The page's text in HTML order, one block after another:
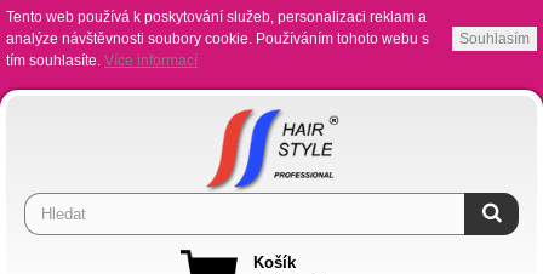
Tento web používá k poskytování služeb, personalizaci reklam a
analýze návštěvnosti soubory cookie. Používáním tohoto webu s
tím souhlasíte. Více informací
Souhlasím
Košík